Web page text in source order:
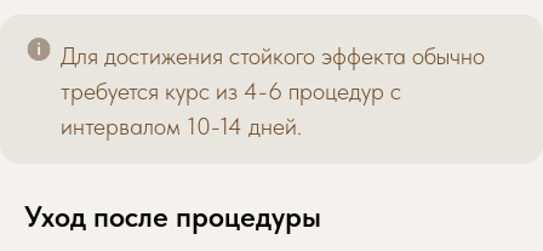
Для достижения стойкого эффекта обычно
требуется курс из 4-6 процедур с
интервалом 10-14 дней.
Уход после процедуры